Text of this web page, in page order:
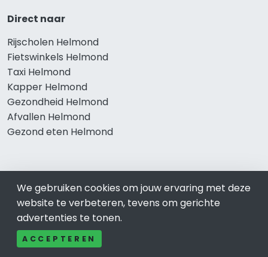
Direct naar
Rijscholen Helmond
Fietswinkels Helmond
Taxi Helmond
Kapper Helmond
Gezondheid Helmond
Afvallen Helmond
Gezond eten Helmond
Bekend in Helmond
Restaurants Helmond
Catering Helmond
Schoonheidssalon Helmond
Tandartspraktijken Helmond
We gebruiken cookies om jouw ervaring met deze
website te verbeteren, tevens om gerichte
advertenties te tonen.
ACCEPTEREN